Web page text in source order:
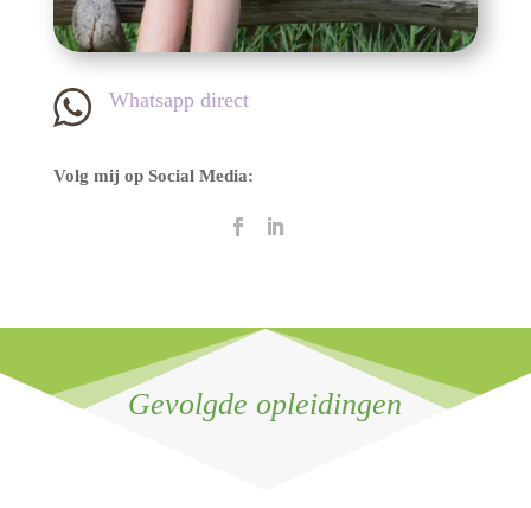
Whatsapp direct
Volg mij op Social Media:
Gevolgde opleidingen